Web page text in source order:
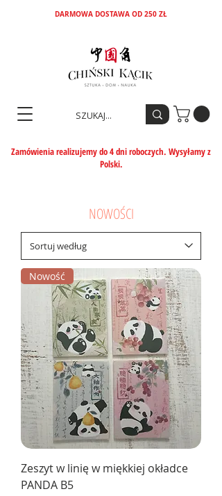
DARMOWA DOSTAWA OD 250 ZŁ
Zamówienia realizujemy do 4 dni roboczych. Wysyłamy z
Polski.
NOWOŚCI
Nowość
Zeszyt w linię w miękkiej okładce
PANDA B5